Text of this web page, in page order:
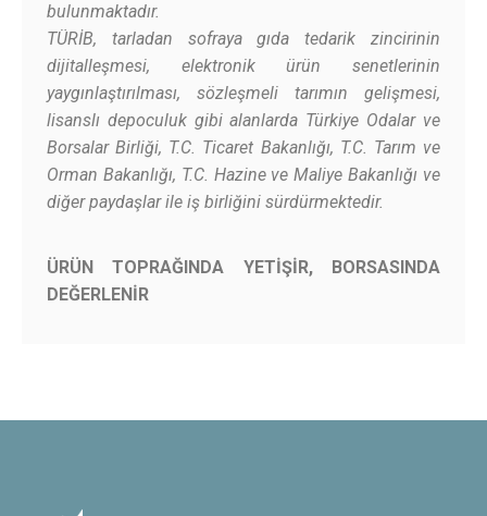
bulunmaktadır.
TÜRİB, tarladan sofraya gıda tedarik zincirinin
dijitalleşmesi, elektronik ürün senetlerinin
yaygınlaştırılması, sözleşmeli tarımın gelişmesi,
lisanslı depoculuk gibi alanlarda Türkiye Odalar ve
Borsalar Birliği, T.C. Ticaret Bakanlığı, T.C. Tarım ve
Orman Bakanlığı, T.C. Hazine ve Maliye Bakanlığı ve
diğer paydaşlar ile iş birliğini sürdürmektedir.
ÜRÜN TOPRAĞINDA YETİŞİR, BORSASINDA
DEĞERLENİR